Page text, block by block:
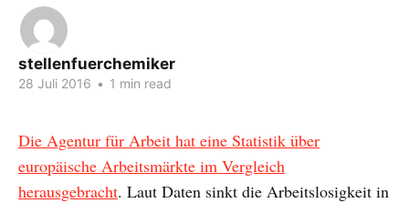
stellenfuerchemiker
28 Juli 2016 • 1 min read
Die Agentur für Arbeit hat eine Statistik über
europäische Arbeitsmärkte im Vergleich
herausgebracht. Laut Daten sinkt die Arbeitslosigkeit in